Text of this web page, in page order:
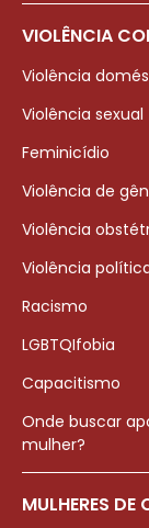
VIOLÊNCIA
Violência
Violência sexual
Feminicídio
Violência de
Violência
Violência
Racismo
LGBTQIfobia
Capacitismo
Onde buscar
mulher?
MULHERES DE